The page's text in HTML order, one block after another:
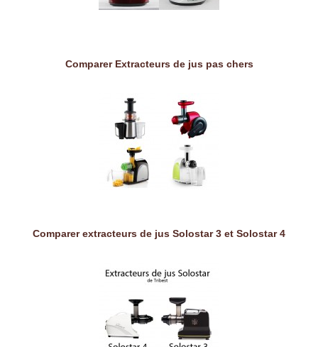
Comparer Extracteurs de jus pas chers
Comparer extracteurs de jus Solostar 3 et Solostar 4